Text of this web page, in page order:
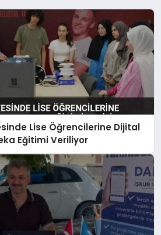
Lise Öğrencilerine Dijital
Eğitimi Veriliyor